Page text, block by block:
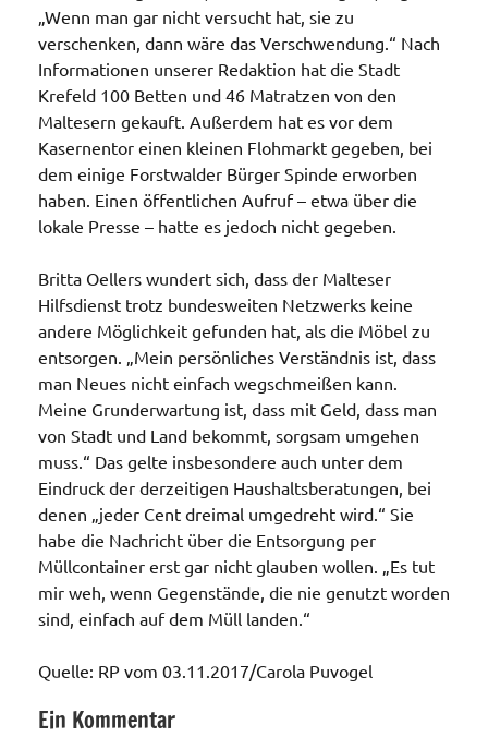
„Wenn man gar nicht versucht hat, sie zu
verschenken, dann wäre das Verschwendung.“ Nach
Informationen unserer Redaktion hat die Stadt
Krefeld 100 Betten und 46 Matratzen von den
Maltesern gekauft. Außerdem hat es vor dem
Kasernentor einen kleinen Flohmarkt gegeben, bei
dem einige Forstwalder Bürger Spinde erworben
haben. Einen öffentlichen Aufruf – etwa über die
lokale Presse – hatte es jedoch nicht gegeben.
Britta Oellers wundert sich, dass der Malteser
Hilfsdienst trotz bundesweiten Netzwerks keine
andere Möglichkeit gefunden hat, als die Möbel zu
entsorgen. „Mein persönliches Verständnis ist, dass
man Neues nicht einfach wegschmeißen kann.
Meine Grunderwartung ist, dass mit Geld, dass man
von Stadt und Land bekommt, sorgsam umgehen
muss.“ Das gelte insbesondere auch unter dem
Eindruck der derzeitigen Haushaltsberatungen, bei
denen „jeder Cent dreimal umgedreht wird.“ Sie
habe die Nachricht über die Entsorgung per
Müllcontainer erst gar nicht glauben wollen. „Es tut
mir weh, wenn Gegenstände, die nie genutzt worden
sind, einfach auf dem Müll landen.“
Quelle: RP vom 03.11.2017/Carola Puvogel
Kaserne
Ein Kommentar